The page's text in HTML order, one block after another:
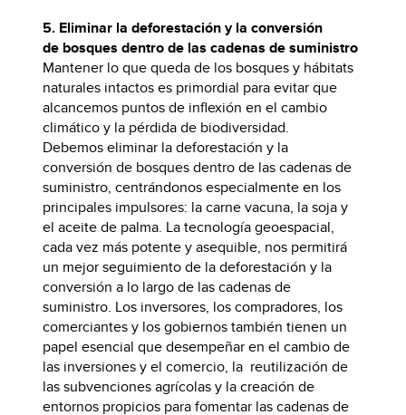
5. Eliminar la deforestación y la conversión
de bosques dentro de las cadenas de suministro
Mantener lo que queda de los bosques y hábitats
naturales intactos es primordial para evitar que
alcancemos puntos de inflexión en el cambio
climático y la pérdida de biodiversidad.
Debemos eliminar la deforestación y la
conversión de bosques dentro de las cadenas de
suministro, centrándonos especialmente en los
principales impulsores: la carne vacuna, la soja y
el aceite de palma. La tecnología geoespacial,
cada vez más potente y asequible, nos permitirá
un mejor seguimiento de la deforestación y la
conversión a lo largo de las cadenas de
suministro. Los inversores, los compradores, los
comerciantes y los gobiernos también tienen un
papel esencial que desempeñar en el cambio de
las inversiones y el comercio, la reutilización de
las subvenciones agrícolas y la creación de
entornos propicios para fomentar las cadenas de